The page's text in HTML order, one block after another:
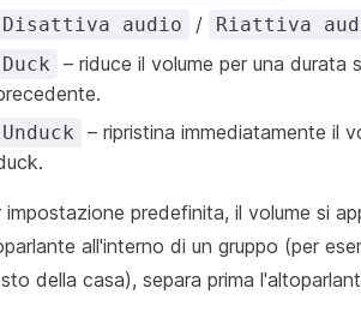
Disattiva audio / Riattiva
Duck
– riduce il volume per una durata
Unduck
– ripristina immediatamente il
impostazione predefinita, il volume si
all'interno di un gruppo (per
della casa), separa prima